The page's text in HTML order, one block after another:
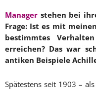
Manager stehen bei
Frage: Ist es mit
bestimmtes
erreichen? Das war
antiken Beispiele
Spätestens seit 1903 –